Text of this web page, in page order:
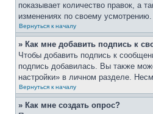
показывает количество правок, а
изменениях по своему
Вернуться к началу
» Как мне добавить подпись к
Чтобы добавить подпись к
подпись добавилась. Вы также
настройки» в личном разделе.
Вернуться к началу
» Как мне создать опрос?